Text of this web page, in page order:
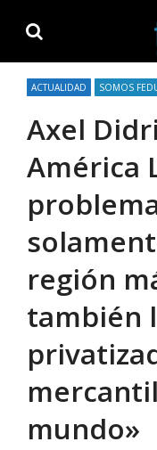
navigation
content
ACTUALIDAD SOMOS
Axel
América
región
también
mundo»